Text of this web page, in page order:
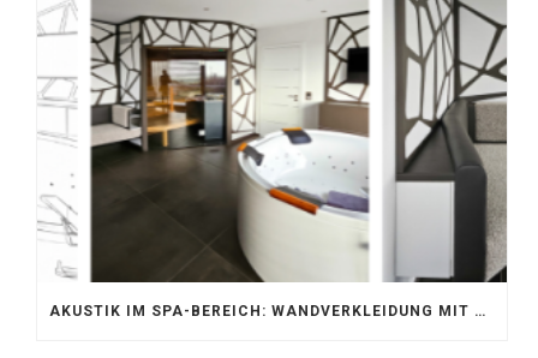
AKUSTIK IM SPA-BEREICH: WANDVERKLEIDUNG MIT SILENTPROTECT CORE